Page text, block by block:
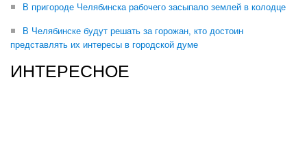
В пригороде Челябинска рабочего засыпало землей в колодце
В Челябинске будут решать за горожан, кто достоин
представлять их интересы в городской думе
ИНТЕРЕСНОЕ